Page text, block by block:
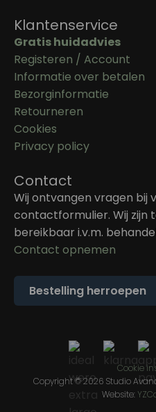
Klantenservice
Gratis huidadvies
Registeren / Account
Informatie over betalen
Bezorginformatie
Retourneren
Cookies
Privacy policy
Contact
Wij ontvangen vragen bij
contactformulier. Wij zijn
bereikbaar i.v.m.
Contact opnemen
Bestelling herroepen
Cookie
Copyright © 2026 Studio
Website: